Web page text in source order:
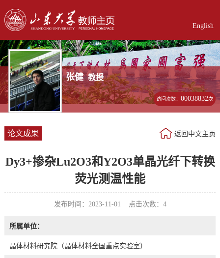
English
张健 教授
访问次数：00038832次
论文成果 返回中文主页
Dy3+掺杂Lu2O3和Y2O3单晶光纤下转换
荧光测温性能
发布时间：2023-11-01 点击次数： 4
所属单位：
晶体材料研究院（晶体材料全国重点实验室）